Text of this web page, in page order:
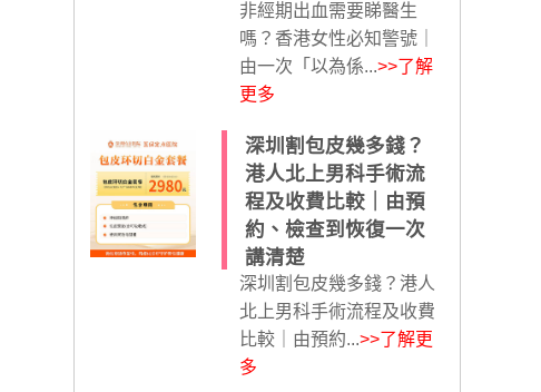
非經期出血需要睇醫生
嗎？香港女性必知警號｜
由一次「以為係...>>了解
更多
深圳割包皮幾多錢？
港人北上男科手術流
程及收費比較｜由預
約、檢查到恢復一次
講清楚
深圳割包皮幾多錢？港人
北上男科手術流程及收費
比較｜由預約...>>了解更
多